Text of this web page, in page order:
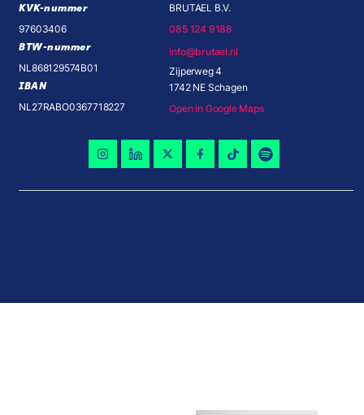
KVK-nummer
97603406
BTW-nummer
NL868129574B01
IBAN
NL27RABO0367718227
BRUTAEL B.V.
085 124 9188
info@brutael.nl
Zijperweg 4
1742 NE Schagen
Open in Google Maps